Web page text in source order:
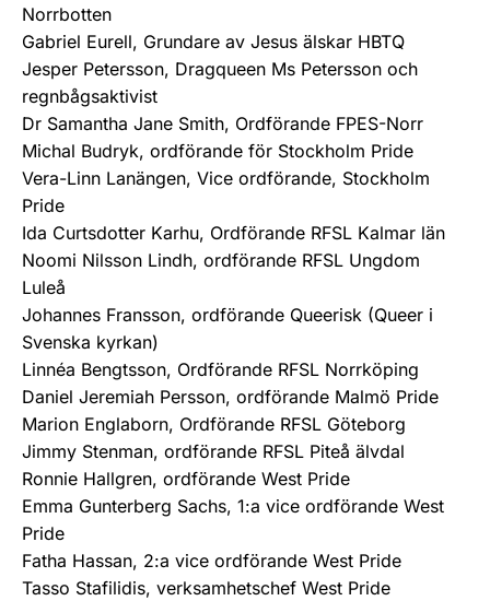
Norrbotten
Gabriel Eurell, Grundare av Jesus älskar HBTQ
Jesper Petersson, Dragqueen Ms Petersson och
regnbågsaktivist
Dr Samantha Jane Smith, Ordförande FPES-Norr
Michal Budryk, ordförande för Stockholm Pride
Vera-Linn Lanängen, Vice ordförande, Stockholm
Pride
Ida Curtsdotter Karhu, Ordförande RFSL Kalmar län
Noomi Nilsson Lindh, ordförande RFSL Ungdom
Luleå
Johannes Fransson, ordförande Queerisk (Queer i
Svenska kyrkan)
Linnéa Bengtsson, Ordförande RFSL Norrköping
Daniel Jeremiah Persson, ordförande Malmö Pride
Marion Englaborn, Ordförande RFSL Göteborg
Jimmy Stenman, ordförande RFSL Piteå älvdal
Ronnie Hallgren, ordförande West Pride
Emma Gunterberg Sachs, 1:a vice ordförande West
Pride
Fatha Hassan, 2:a vice ordförande West Pride
Tasso Stafilidis, verksamhetschef West Pride